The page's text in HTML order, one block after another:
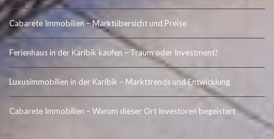
Cabarete Immobilien – Marktübersicht und Preise
Ferienhaus in der Karibik kaufen – Traum oder Investment?
Luxusimmobilien in der Karibik – Markttrends und Entwicklung
Cabarete Immobilien – Warum dieser Ort Investoren begeistert